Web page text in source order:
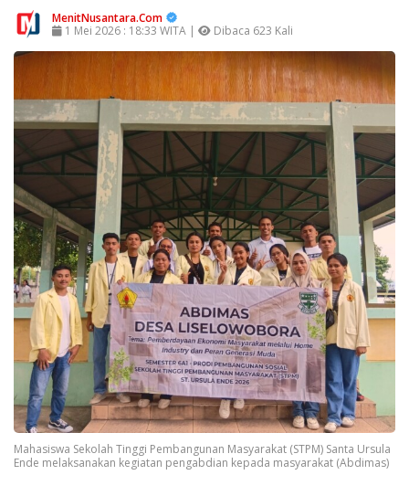
MenitNusantara.Com
1 Mei 2026 : 18:33 WITA |
Dibaca 623 Kali
Mahasiswa Sekolah Tinggi Pembangunan Masyarakat (STPM) Santa Ursula
Ende melaksanakan kegiatan pengabdian kepada masyarakat (Abdimas)